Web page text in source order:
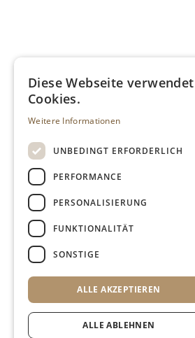
Diese Webseite verwendet
Cookies.
Weitere Informationen
UNBEDINGT ERFORDERLICH
PERFORMANCE
PERSONALISIERUNG
FUNKTIONALITÄT
SONSTIGE
ALLE AKZEPTIEREN
ALLE ABLEHNEN